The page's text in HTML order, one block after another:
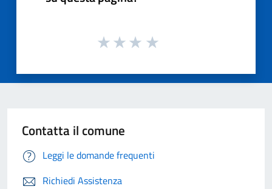
Contatta il comune
Leggi le domande frequenti
Richiedi Assistenza